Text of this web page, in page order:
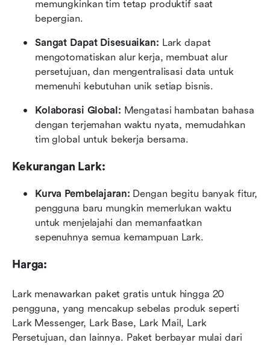
memungkinkan tim tetap produktif saat
bepergian.
Sangat Dapat Disesuaikan: Lark dapat
mengotomatiskan alur kerja, membuat alur
persetujuan, dan mengentralisasi data untuk
memenuhi kebutuhan unik setiap bisnis.
Kolaborasi Global: Mengatasi hambatan bahasa
dengan terjemahan waktu nyata, memudahkan
tim global untuk bekerja bersama.
Kekurangan Lark:
Kurva Pembelajaran: Dengan begitu banyak fitur,
pengguna baru mungkin memerlukan waktu
untuk menjelajahi dan memanfaatkan
sepenuhnya semua kemampuan Lark.
Harga:
Lark menawarkan paket gratis untuk hingga 20
pengguna, yang mencakup sebelas produk seperti
Lark Messenger, Lark Base, Lark Mail, Lark
Persetujuan, dan lainnya. Paket berbayar mulai dari